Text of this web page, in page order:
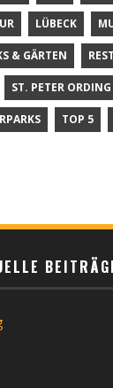
LÜBECK
& GÄRTEN
ST. PETER ORDING
TOP 5